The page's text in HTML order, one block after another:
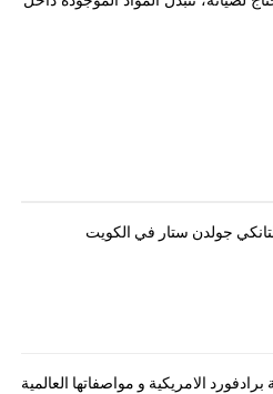
جولدن ستار في الكويت
الامريكية و مواصفاتها العالمية